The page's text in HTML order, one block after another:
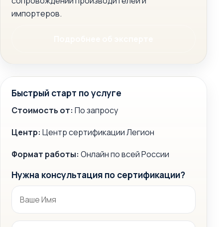
импортеров.
Быстрый старт по услуге
Стоимость от: По запросу
Центр: Центр сертификации Легион
Формат работы: Онлайн по всей России
Нужна консультация по сертификации?